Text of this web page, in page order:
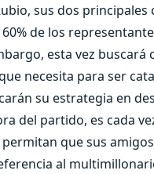
sus dos
de los
esta vez
necesita para ser
su estrategia en
del partido, es cada
que sus
al